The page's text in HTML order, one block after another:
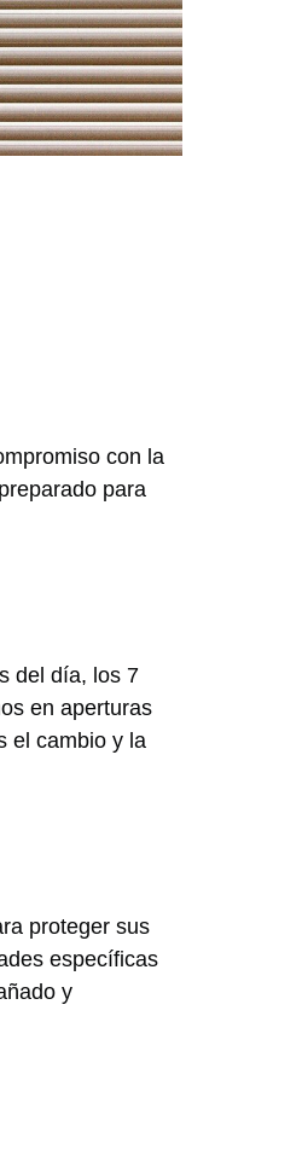
con la
para
del día, los 7
en aperturas
el cambio y la
proteger sus
específicas
y